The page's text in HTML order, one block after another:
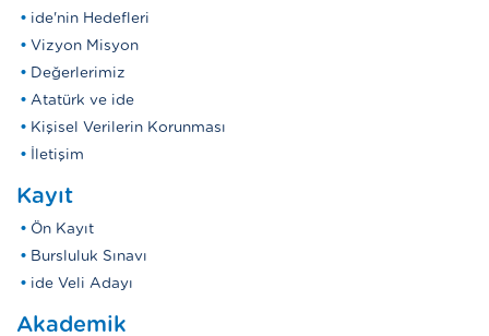
ide'nin Hedefleri
Vizyon Misyon
Değerlerimiz
Atatürk ve ide
Kişisel Verilerin Korunması
İletişim
Kayıt
Ön Kayıt
Bursluluk Sınavı
ide Veli Adayı
Akademik